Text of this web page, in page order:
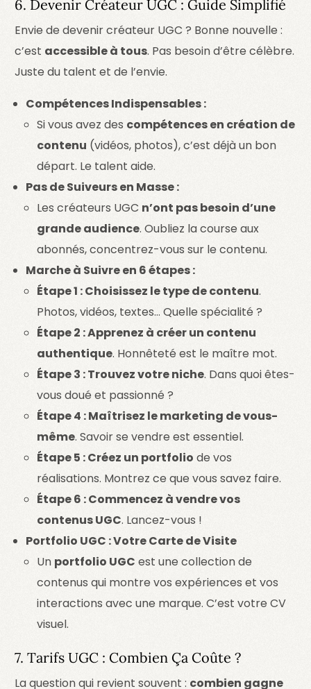
6. Devenir Créateur UGC : Guide Simplifié
Envie de devenir créateur UGC ? Bonne nouvelle :
c’est accessible à tous. Pas besoin d’être célèbre.
Juste du talent et de l’envie.
Compétences Indispensables :
Si vous avez des compétences en création de
contenu (vidéos, photos), c’est déjà un bon
départ. Le talent aide.
Pas de Suiveurs en Masse :
Les créateurs UGC n’ont pas besoin d’une
grande audience. Oubliez la course aux
abonnés, concentrez-vous sur le contenu.
Marche à Suivre en 6 étapes :
Étape 1 : Choisissez le type de contenu.
Photos, vidéos, textes… Quelle spécialité ?
Étape 2 : Apprenez à créer un contenu
authentique. Honnêteté est le maître mot.
Étape 3 : Trouvez votre niche. Dans quoi êtes-
vous doué et passionné ?
Étape 4 : Maîtrisez le marketing de vous-
même. Savoir se vendre est essentiel.
Étape 5 : Créez un portfolio de vos
réalisations. Montrez ce que vous savez faire.
Étape 6 : Commencez à vendre vos
contenus UGC. Lancez-vous !
Portfolio UGC : Votre Carte de Visite
Un portfolio UGC est une collection de
contenus qui montre vos expériences et vos
interactions avec une marque. C’est votre CV
visuel.
7. Tarifs UGC : Combien Ça Coûte ?
La question qui revient souvent : combien gagne